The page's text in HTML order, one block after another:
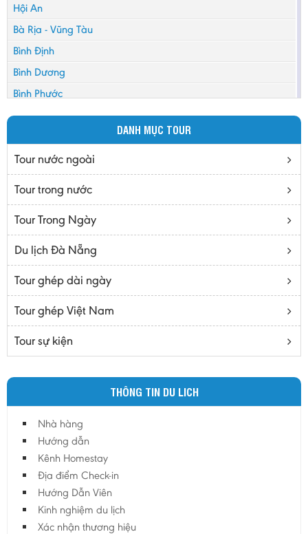
Hội An
Bà Rịa - Vũng Tàu
Bình Định
Bình Dương
Bình Phước
Bình Thuận
Bắc Giang
Bắc Ninh
Bến Tre
Cà mau
Cao Bằng
Daknông
Đồng Nai
Đồng Tháp
Đắc Lắc
Hà Nam
Hà Tĩnh
Hà Tây
Hòa Bình
Hậu Giang
DANH MỤC TOUR
Tour nước ngoài
Tour trong nước
Tour Trong Ngày
Du lịch Đà Nẵng
Tour ghép dài ngày
Tour ghép Việt Nam
Tour sự kiện
THÔNG TIN DU LICH
Nhà hàng
Hướng dẫn
Kênh Homestay
Địa điểm Check-in
Hướng Dẫn Viên
Kinh nghiệm du lịch
Xác nhận thương hiệu